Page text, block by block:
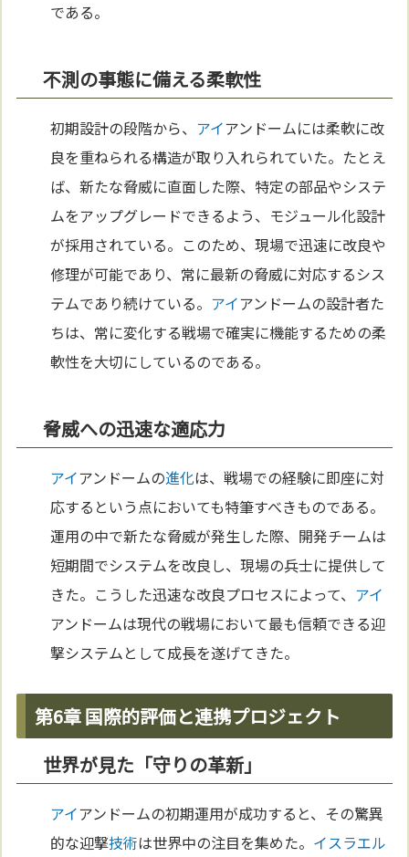
である。
不測の事態に備える柔軟性
初期設計の段階から、 アイアンドームには柔軟に改
良を重ねられる構造が取り入れられていた。たとえ
ば、新たな脅威に直面した際、特定の部品やシステ
ムをアップグレードできるよう、モジュール化設計
が採用されている。このため、現場で迅速に改良や
修理が可能であり、常に最新の脅威に対応するシス
テムであり続けている。 アイアンドームの設計者た
ちは、常に変化する戦場で確実に機能するための柔
軟性を大切にしているのである。
脅威への迅速な適応力
アイアンドームの進化は、戦場での経験に即座に対
応するという点においても特筆すべきものである。
運用の中で新たな脅威が発生した際、開発チームは
短期間でシステムを改良し、現場の兵士に提供して
きた。こうした迅速な改良プロセスによって、 アイ
アンドームは現代の戦場において最も信頼できる迎
撃システムとして成長を遂げてきた。
第6章 国際的評価と連携プロジェクト
世界が見た「守りの革新」
アイアンドームの初期運用が成功すると、その驚異
的な迎撃技術は世界中の注目を集めた。 イスラエル